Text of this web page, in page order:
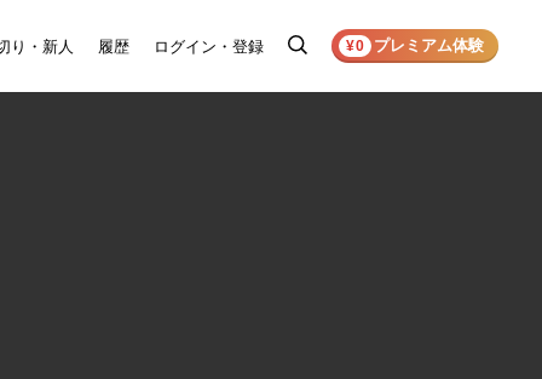
り・新人 履歴 ログイン・登録
検
¥0 プレミアム体験